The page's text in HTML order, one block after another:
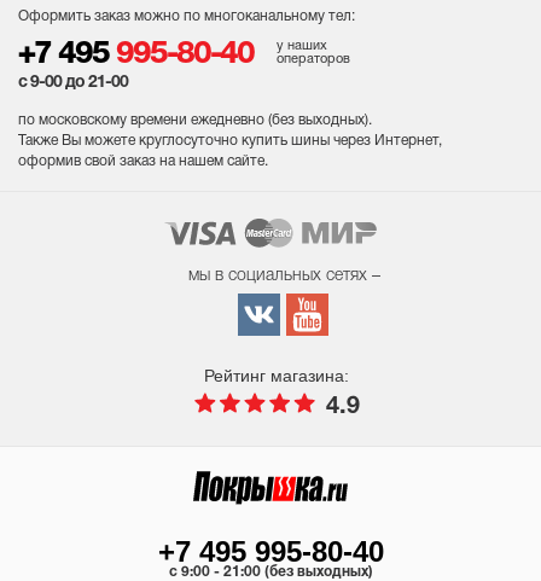
Оформить заказ можно по многоканальному тел:
+7 495 995-80-40
у наших
операторов
с 9-00 до 21-00
по московскому времени ежедневно (без выходных).
Также Вы можете круглосуточно купить шины через Интернет,
оформив свой заказ на нашем сайте.
мы в социальных сетях –
Рейтинг магазина:
4.9
+7 495 995-80-40
c 9:00 - 21:00 (без выходных)